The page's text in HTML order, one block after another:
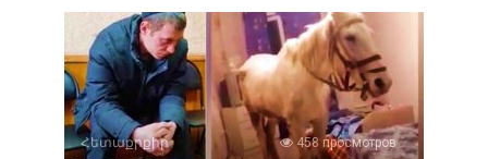
Հետաքրքիր 458 просмотров